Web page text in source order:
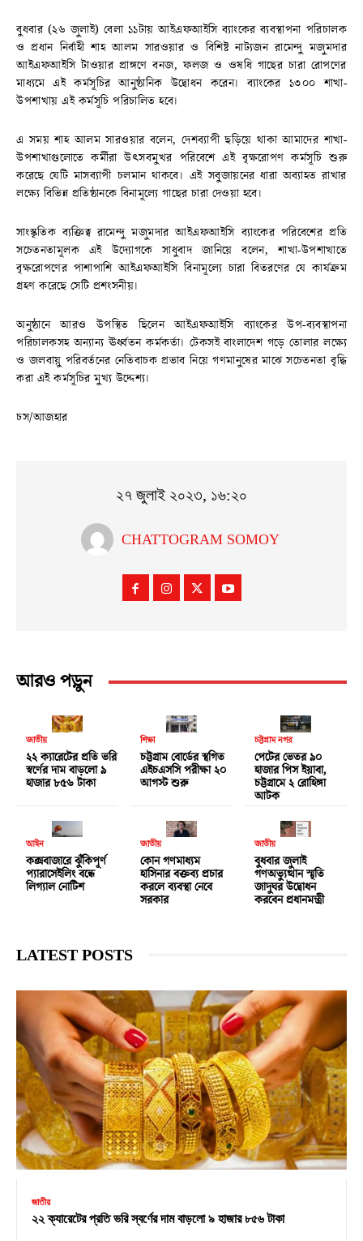
বুধবার (২৬ জুলাই) বেলা ১১টায় আইএফআইসি ব্যাংকের ব্যবস্থাপনা পরিচালক
ও প্রধান নির্বাহী শাহ আলম সারওয়ার ও বিশিষ্ট নাট্যজন রামেন্দু মজুমদার
আইএফআইসি টাওয়ার প্রাঙ্গণে বনজ, ফলজ ও ওষধি গাছের চারা রোপণের
মাধ্যমে এই কর্মসূচির আনুষ্ঠানিক উদ্বোধন করেন। ব্যাংকের ১৩০০ শাখা-
উপশাখায় এই কর্মসূচি পরিচালিত হবে।
এ সময় শাহ আলম সারওয়ার বলেন, দেশব্যাপী ছড়িয়ে থাকা আমাদের শাখা-
উপশাখাগুলোতে কর্মীরা উৎসবমুখর পরিবেশে এই বৃক্ষরোপণ কর্মসূচি শুরু
করেছে যেটি মাসব্যাপী চলমান থাকবে। এই সবুজায়নের ধারা অব্যাহত রাখার
লক্ষ্যে বিভিন্ন প্রতিষ্ঠানকে বিনামূল্যে গাছের চারা দেওয়া হবে।
সাংস্কৃতিক ব্যক্তিত্ব রামেন্দু মজুমদার আইএফআইসি ব্যাংকের পরিবেশের প্রতি
সচেতনতামূলক এই উদ্যোগকে সাধুবাদ জানিয়ে বলেন, শাখা-উপশাখাতে
বৃক্ষরোপণের পাশাপাশি আইএফআইসি বিনামূল্যে চারা বিতরণের যে কার্যক্রম
গ্রহণ করেছে সেটি প্রশংসনীয়।
অনুষ্ঠানে আরও উপস্থিত ছিলেন আইএফআইসি ব্যাংকের উপ-ব্যবস্থাপনা
পরিচালকসহ অন্যান্য ঊর্ধ্বতন কর্মকর্তা। টেকসই বাংলাদেশ গড়ে তোলার লক্ষ্যে
ও জলবায়ু পরিবর্তনের নেতিবাচক প্রভাব নিয়ে গণমানুষের মাঝে সচেতনতা বৃদ্ধি
করা এই কর্মসূচির মুখ্য উদ্দেশ্য।
চস/আজহার
২৭ জুলাই ২০২৩, ১৬:২০
CHATTOGRAM SOMOY
আরও পড়ুন
জাতীয়
২২ ক্যারেটের প্রতি ভরি
স্বর্ণের দাম বাড়লো ৯
হাজার ৮৫৬ টাকা
শিক্ষা
চট্টগ্রাম বোর্ডের স্থগিত
এইচএসসি পরীক্ষা ২০
আগস্ট শুরু
চট্টগ্রাম নগর
পেটের ভেতর ৯০
হাজার পিস ইয়াবা,
চট্টগ্রামে ২ রোহিঙ্গা
আটক
আইন
কক্সবাজারে ঝুঁকিপূর্ণ
প্যারাসেইলিং বন্ধে
লিগ্যাল নোটিশ
জাতীয়
কোন গণমাধ্যম
হাসিনার বক্তব্য প্রচার
করলে ব্যবস্থা নেবে
সরকার
জাতীয়
বুধবার জুলাই
গণঅভ্যুত্থান স্মৃতি
জাদুঘর উদ্বোধন
করবেন প্রধানমন্ত্রী
LATEST POSTS
জাতীয়
২২ ক্যারেটের প্রতি ভরি স্বর্ণের দাম বাড়লো ৯ হাজার ৮৫৬ টাকা